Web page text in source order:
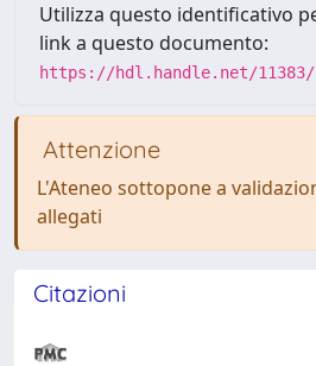
Utilizza questo identificativo
link a questo documento:
https://hdl.handle.net/11383/
Attenzione
L'Ateneo sottopone a
allegati
Citazioni